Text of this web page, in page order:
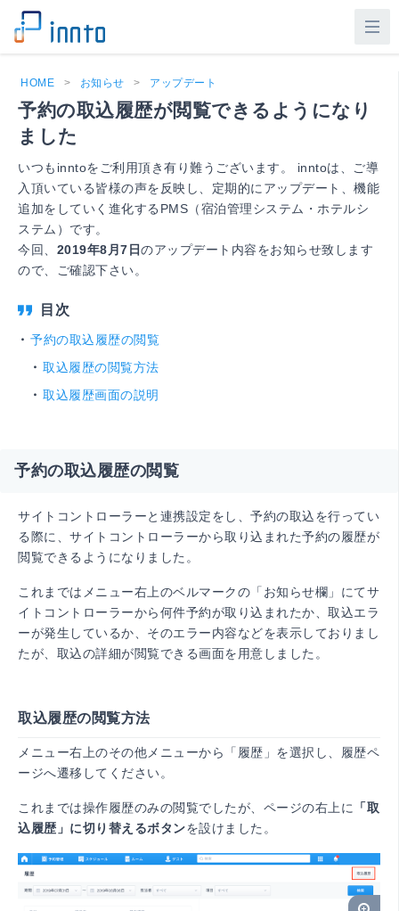
HOME > お知らせ > アップデート
予約の取込履歴が閲覧できるようになり
ました
いつもinntoをご利用頂き有り難うございます。 inntoは、ご導
入頂いている皆様の声を反映し、定期的にアップデート、機能
追加をしていく進化するPMS（宿泊管理システム・ホテルシ
ステム）です。
今回、 2019年8月7日のアップデート内容をお知らせ致します
ので、ご確認下さい。
予約の取込履歴の閲覧
取込履歴の閲覧方法
取込履歴画面の説明
予約の取込履歴の閲覧
サイトコントローラーと連携設定をし、予約の取込を行ってい
る際に、サイトコントローラーから取り込まれた予約の履歴が
閲覧できるようになりました。
これまではメニュー右上のベルマークの「お知らせ欄」にてサ
イトコントローラーから何件予約が取り込まれたか、取込エラ
ーが発生しているか、そのエラー内容などを表示しておりまし
たが、取込の詳細が閲覧できる画面を用意しました。
取込履歴の閲覧方法
メニュー右上のその他メニューから「履歴」を選択し、履歴ペ
ージへ遷移してください。
これまでは操作履歴のみの閲覧でしたが、ページの右上に
「取
込履歴」に切り替えるボタンを設けました。